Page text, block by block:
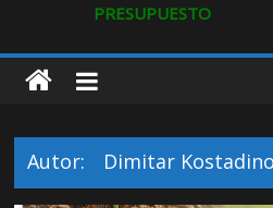
PRESUPUESTO
Autor: Dimitar